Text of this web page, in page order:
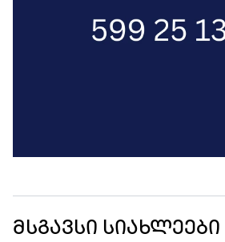
მსგავსი სიახლეები